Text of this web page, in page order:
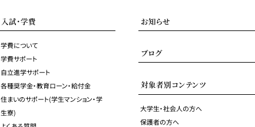
入試・学費
学費について
学費サポート
自立進学サポート
各種奨学金・教育ローン・給付金
住まいのサポート(学生マンション・学
生寮)
お知らせ
ブログ
対象者別コンテンツ
大学生・社会人の方へ
保護者の方へ